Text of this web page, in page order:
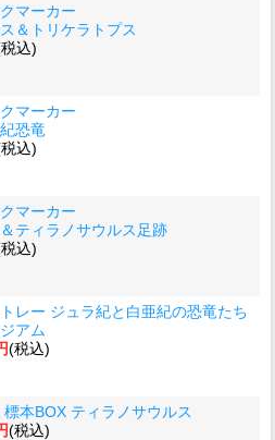
マーカー
＆トリケラトプス
込)
マーカー
恐竜
込)
マーカー
ティラノサウルス足跡
込)
レー ジュラ紀と白亜紀の恐竜たち
アム
(税込)
本BOX ティラノサウルス
(税込)